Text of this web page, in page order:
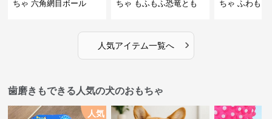
ちゃ 六角網目ボール
ちゃ もふもふ恐竜とも
ちゃ ふわもこ
人気アイテム一覧へ ›
歯磨きもできる人気の犬のおもちゃ
人気